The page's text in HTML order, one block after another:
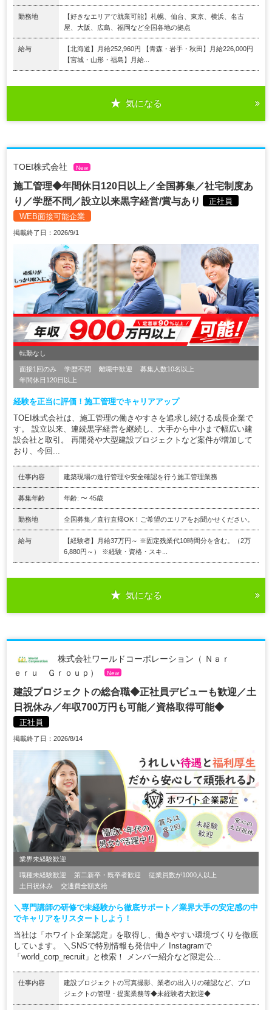
勤務地
【好きなエリアで就業可能】札幌、仙台、東京、横浜、名古
屋、大阪、広島、福岡など全国各地の拠点
給与
【北海道】月給252,960円 【青森・岩手・秋田】月給226,000円
【宮城・山形・福島】月給...
気になる
TOEI株式会社 New
施工管理◆年間休日120日以上／全国募集／社宅制度あ
り／学歴不問／設立以来黒字経営/賞与あり
正社員
WEB面接可能企業
掲載終了日：2026/9/1
転勤なし
面接1回のみ 学歴不問 離職中歓迎
募集人数10名以上
年間休日120日以上
経験を正当に評価！施工管理でキャリアアップ
TOEI株式会社は、施工管理の働きやすさを追求し続ける成長企業で
す。 設立以来、連続黒字経営を継続し、大手から中小まで幅広い建
設会社と取引。 再開発や大型建設プロジェクトなど案件が増加して
おり、今回...
仕事内容 建築現場の進行管理や安全確認を行う施工管理業務
募集年齢 年齢: 〜 45歳
勤務地 全国募集／直行直帰OK！ご希望のエリアをお聞かせください。
給与
【経験者】月給37万円～ ※固定残業代10時間分を含む。（2万
6,880円～） ※経験・資格・スキ...
気になる
株式会社ワールドコーポレーション（ Ｎａｒ
ｅｒｕ Ｇｒｏｕｐ）
New
建設プロジェクトの総合職◆正社員デビューも歓迎／土
日祝休み／年収700万円も可能／資格取得可能◆
正社員
掲載終了日：2026/8/14
業界未経験歓迎
職種未経験歓迎 第二新卒・既卒者歓迎
従業員数が1000人以上
土日祝休み
交通費全額支給
＼専門講師の研修で未経験から徹底サポート／業界大手の安定感の中
でキャリアをリスタートしよう！
当社は「ホワイト企業認定」を取得し、働きやすい環境づくりを徹底
しています。 ＼SNSで特別情報も発信中／ Instagramで
「world_corp_recruit」と検索！ メンバー紹介など限定公...
仕事内容
建設プロジェクトの写真撮影、業者の出入りの確認など、プロ
ジェクトの管理・提案業務等◆未経験者大歓迎◆